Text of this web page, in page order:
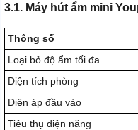
3.1. Máy hút ẩm mini
Thông số
Loại bỏ độ ẩm tối đa
Diện tích phòng
Điện áp đầu vào
Tiêu thụ điện năng